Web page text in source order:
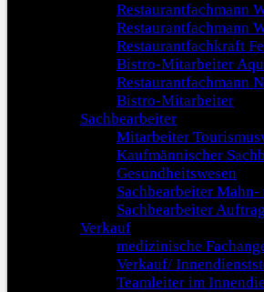
Restaurantfachmann
Restaurantfachmann
Restaurantfachkraft
Bistro-Mitarbeiter
Restaurantfachmann
Bistro-Mitarbeiter
Sachbearbeiter
Mitarbeiter
Kaufmännischer
Gesundheitswesen
Sachbearbeiter
Sachbearbeiter
Verkauf
medizinische
Verkauf/
Teamleiter im